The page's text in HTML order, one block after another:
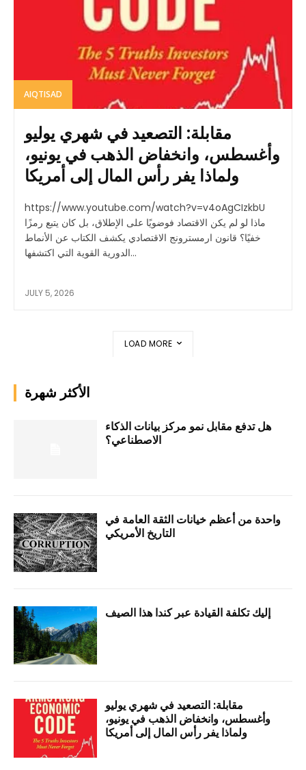
AIQTISAD
مقابلة: التصعيد في شهري يوليو
وأغسطس، وانخفاض الذهب في يونيو،
ولماذا يفر رأس المال إلى أمريكا
https://www.youtube.com/watch?v=v4oAgCIzkbU
ماذا لو لم يكن الاقتصاد فوضويًا على الإطلاق، بل كان يتبع رمزًا
خفيًا؟ قانون ارمسترونج الاقتصادي يكشف الكتاب عن الأنماط
الدورية القوية التي اكتشفها...
JULY 5, 2026
LOAD MORE
الأكثر شهرة
هل تدفع مقابل نمو مركز بيانات الذكاء
الاصطناعي؟
واحدة من أعظم خيانات الثقة العامة في
التاريخ الأمريكي
إليك تكلفة القيادة عبر كندا هذا الصيف
مقابلة: التصعيد في شهري يوليو
وأغسطس، وانخفاض الذهب في يونيو،
ولماذا يفر رأس المال إلى أمريكا